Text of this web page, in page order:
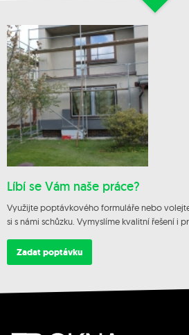
Líbí se Vám naše práce?
Využijte poptávkového formuláře nebo volejte
si s námi schůzku. Vymyslíme kvalitní řešení i
Zadat poptávku